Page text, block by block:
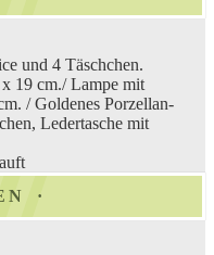
und 4 Täschchen.
19 cm./ Lampe mit
/ Goldenes Porzellan-
Ledertasche mit